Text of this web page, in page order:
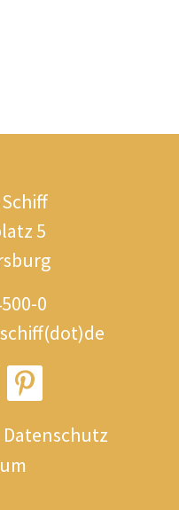
5
0
Datenschutz